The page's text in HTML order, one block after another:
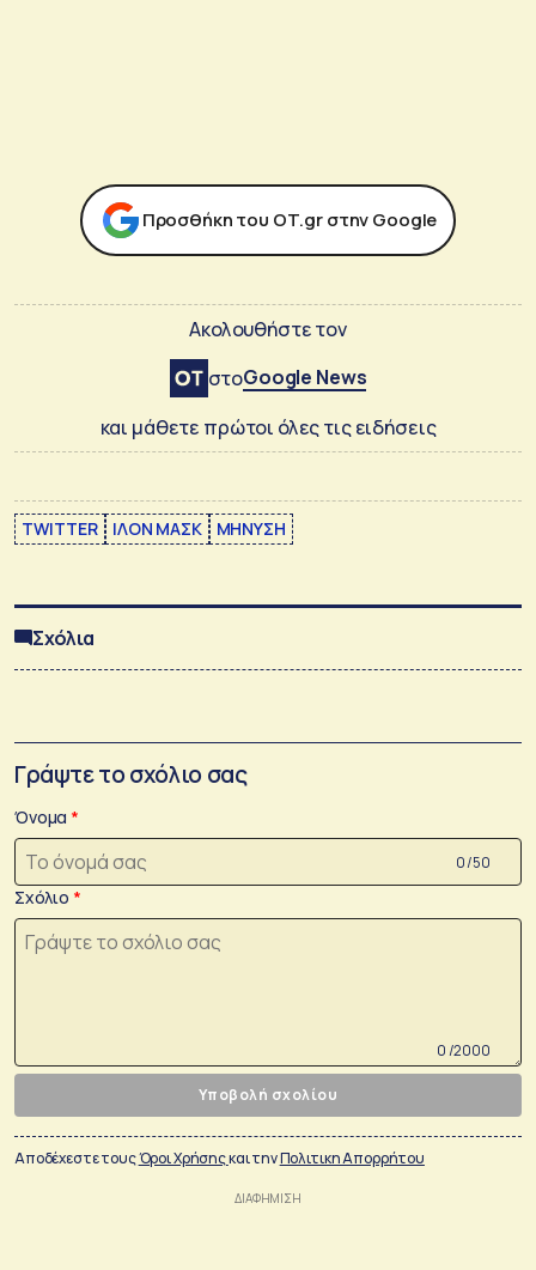
Προσθήκη του ΟΤ.gr στην Google
Ακολουθήστε τον
στοGoogle News
και μάθετε πρώτοι όλες τις ειδήσεις
TWITTER ΙΛΟΝ ΜΑΣΚ ΜΗΝΥΣΗ
Σχόλια
Γράψτε το σχόλιο σας
Όνομα
0 /50
Σχόλιο
0 /2000
Υποβολή σχολίου
Αποδέχεστε τουςΌροι Χρήσηςκαι τηνΠολιτικη Απορρήτου